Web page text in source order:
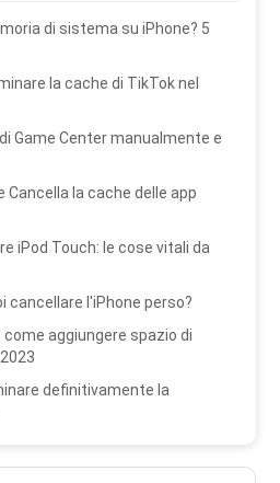
di sistema su iPhone? 5
la cache di TikTok nel
Game Center manualmente e
Cancella la cache delle app
iPod Touch: le cose vitali da
cancellare l'iPhone perso?
aggiungere spazio di
definitivamente la